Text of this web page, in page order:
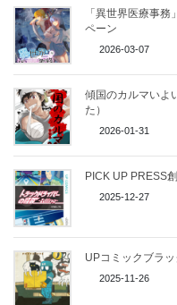
「異世界医療事
ペーン
2026-03-07
傾国のカルマいよ
た）
2026-01-31
PICK UP PRESS
2025-12-27
UPコミックブラ
2025-11-26